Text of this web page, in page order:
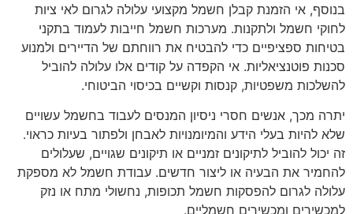
בנוסף, אי הזמנת קבלן חשמל מקצועי עלולה לגרום לאי ציות
לחוקי חשמל ולתקנות. מערכות חשמל חייבות לעמוד בתקני
בטיחות ספציפיים כדי להבטיח את רווחתם של הדיירים ולמנוע
סכנות פוטנציאליות. אי הקפדה על קודים אלו עלולה להוביל
להשלכות משפטיות, קנסות וקשיים בכיסוי הביטוחי.
יתרה מכך, אנשים חסרי ניסיון המנסים לעבוד בחשמל עשויים
שלא להיות בעלי הידע והמיומנויות לאבחן ולפתור בעיות כראוי.
זה יכול להוביל לתיקונים זמניים או תיקונים שגויים, שעלולים
להחמיר את הבעיה או ליצור חדשים. עבודת חשמל לא מספקת
עלולה לגרום להפסקות חשמל תכופות, נחשולי מתח או נזק
למכשירים ומכשירים חשמליים.